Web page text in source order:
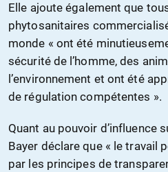
Elle ajoute également que
phytosanitaires
monde « ont été
sécurité de l’homme, des
l’environnement et ont été
de régulation compétentes ».
Quant au pouvoir d’influence
Bayer déclare que « le travail
par les principes de